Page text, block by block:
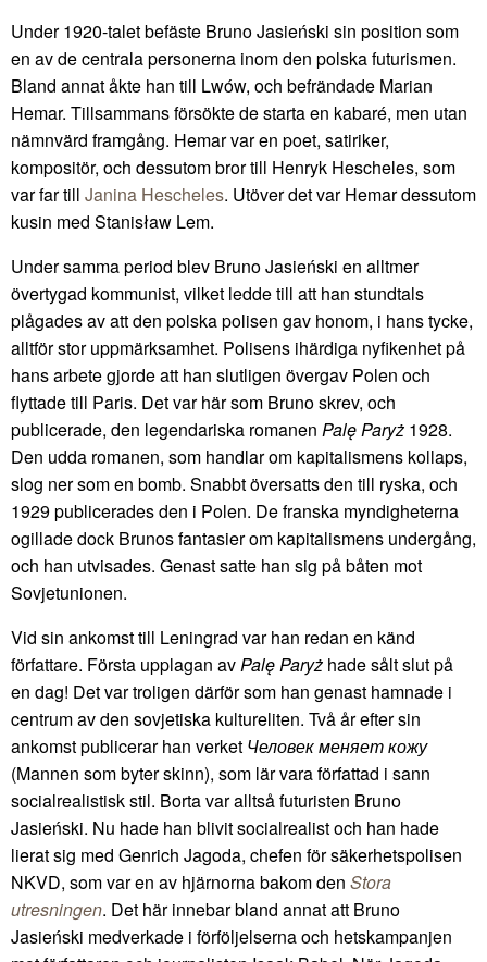
Under 1920-talet befäste Bruno Jasieński sin position som
en av de centrala personerna inom den polska futurismen.
Bland annat åkte han till Lwów, och befrändade Marian
Hemar. Tillsammans försökte de starta en kabaré, men utan
nämnvärd framgång. Hemar var en poet, satiriker,
kompositör, och dessutom bror till Henryk Hescheles, som
var far till Janina Hescheles. Utöver det var Hemar dessutom
kusin med Stanisław Lem.
Under samma period blev Bruno Jasieński en alltmer
övertygad kommunist, vilket ledde till att han stundtals
plågades av att den polska polisen gav honom, i hans tycke,
alltför stor uppmärksamhet. Polisens ihärdiga nyfikenhet på
hans arbete gjorde att han slutligen övergav Polen och
flyttade till Paris. Det var här som Bruno skrev, och
publicerade, den legendariska romanen Palę Paryż 1928.
Den udda romanen, som handlar om kapitalismens kollaps,
slog ner som en bomb. Snabbt översatts den till ryska, och
1929 publicerades den i Polen. De franska myndigheterna
ogillade dock Brunos fantasier om kapitalismens undergång,
och han utvisades. Genast satte han sig på båten mot
Sovjetunionen.
Vid sin ankomst till Leningrad var han redan en känd
författare. Första upplagan avPalę Paryż hade sålt slut på
en dag! Det var troligen därför som han genast hamnade i
centrum av den sovjetiska kultureliten. Två år efter sin
ankomst publicerar han verket Человек меняет кожу
(Mannen som byter skinn), som lär vara författad i sann
socialrealistisk stil. Borta var alltså futuristen Bruno
Jasieński. Nu hade han blivit socialrealist och han hade
lierat sig med Genrich Jagoda, chefen för säkerhetspolisen
NKVD, som var en av hjärnorna bakom den Stora
utresningen. Det här innebar bland annat att Bruno
Jasieński medverkade i förföljelserna och hetskampanjen